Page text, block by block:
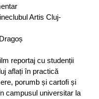
Artis Cluj-
reportaj cu studenții
aflați în practică
porumb și cartofi și
campusul universitar la